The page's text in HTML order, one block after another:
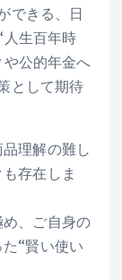
できる、日
生百年時
公的年金へ
として期待
理解の難し
存在しま
、ご自身の
“賢い使い